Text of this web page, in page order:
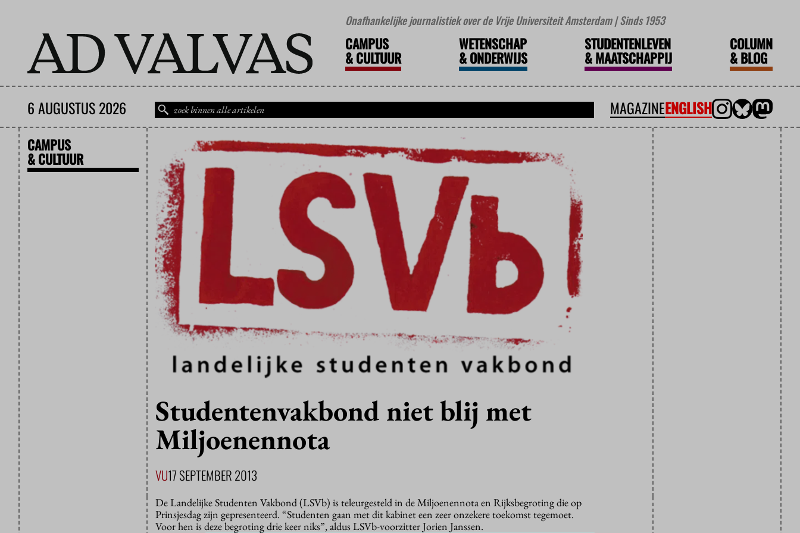
Onafhankelijke journalistiek over de Vrije Universiteit Amsterdam | Sinds 1953
CAMPUS
&CULTUUR
WETENSCHAP
&ONDERWIJS
STUDENTENLEVEN
&MAATSCHAPPIJ
COLUMN
&BLOG
6 AUGUSTUS 2026 MAGAZINEENGLISH
CAMPUS
& CULTUUR
Studentenvakbond niet blij met
Miljoenennota
VU17 SEPTEMBER 2013
De Landelijke Studenten Vakbond (LSVb) is teleurgesteld in de Miljoenennota en Rijksbegroting die op
Prinsjesdag zijn gepresenteerd. “Studenten gaan met dit kabinet een zeer onzekere toekomst tegemoet.
Voor hen is deze begroting drie keer niks”, aldus LSVb-voorzitter Jorien Janssen.